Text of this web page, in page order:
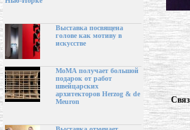
Выставка посвящена
голове как мотиву в
искусстве
МоМА получает большой
подарок от работ
швейцарских
архитекторов Herzog & de
Meuron